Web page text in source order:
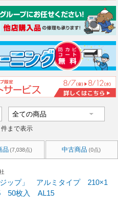
件まで表示
品 (7,038点) 中古商品 (0点)
ジップ」 アルミタイプ 210×1
50枚入 AL15